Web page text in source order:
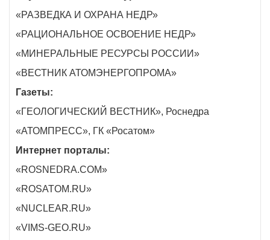
«РАЗВЕДКА И ОХРАНА НЕДР»
«РАЦИОНАЛЬНОЕ ОСВОЕНИЕ НЕДР»
«МИНЕРАЛЬНЫЕ РЕСУРСЫ РОССИИ»
«ВЕСТНИК АТОМЭНЕРГОПРОМА»
Газеты:
«ГЕОЛОГИЧЕСКИЙ ВЕСТНИК», Роснедра
«АТОМПРЕСС», ГК «Росатом»
Интернет порталы:
«ROSNEDRA.COM»
«ROSATOM.RU»
«NUCLEAR.RU»
«VIMS-GEO.RU»